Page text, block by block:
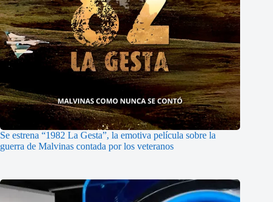
Se estrena “1982 La Gesta”, la emotiva película sobre la
guerra de Malvinas contada por los veteranos